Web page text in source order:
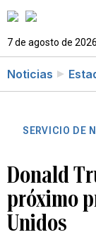
7 de agosto de 2026
Noticias
SERVICIO DE
Donald
próximo
Unidos